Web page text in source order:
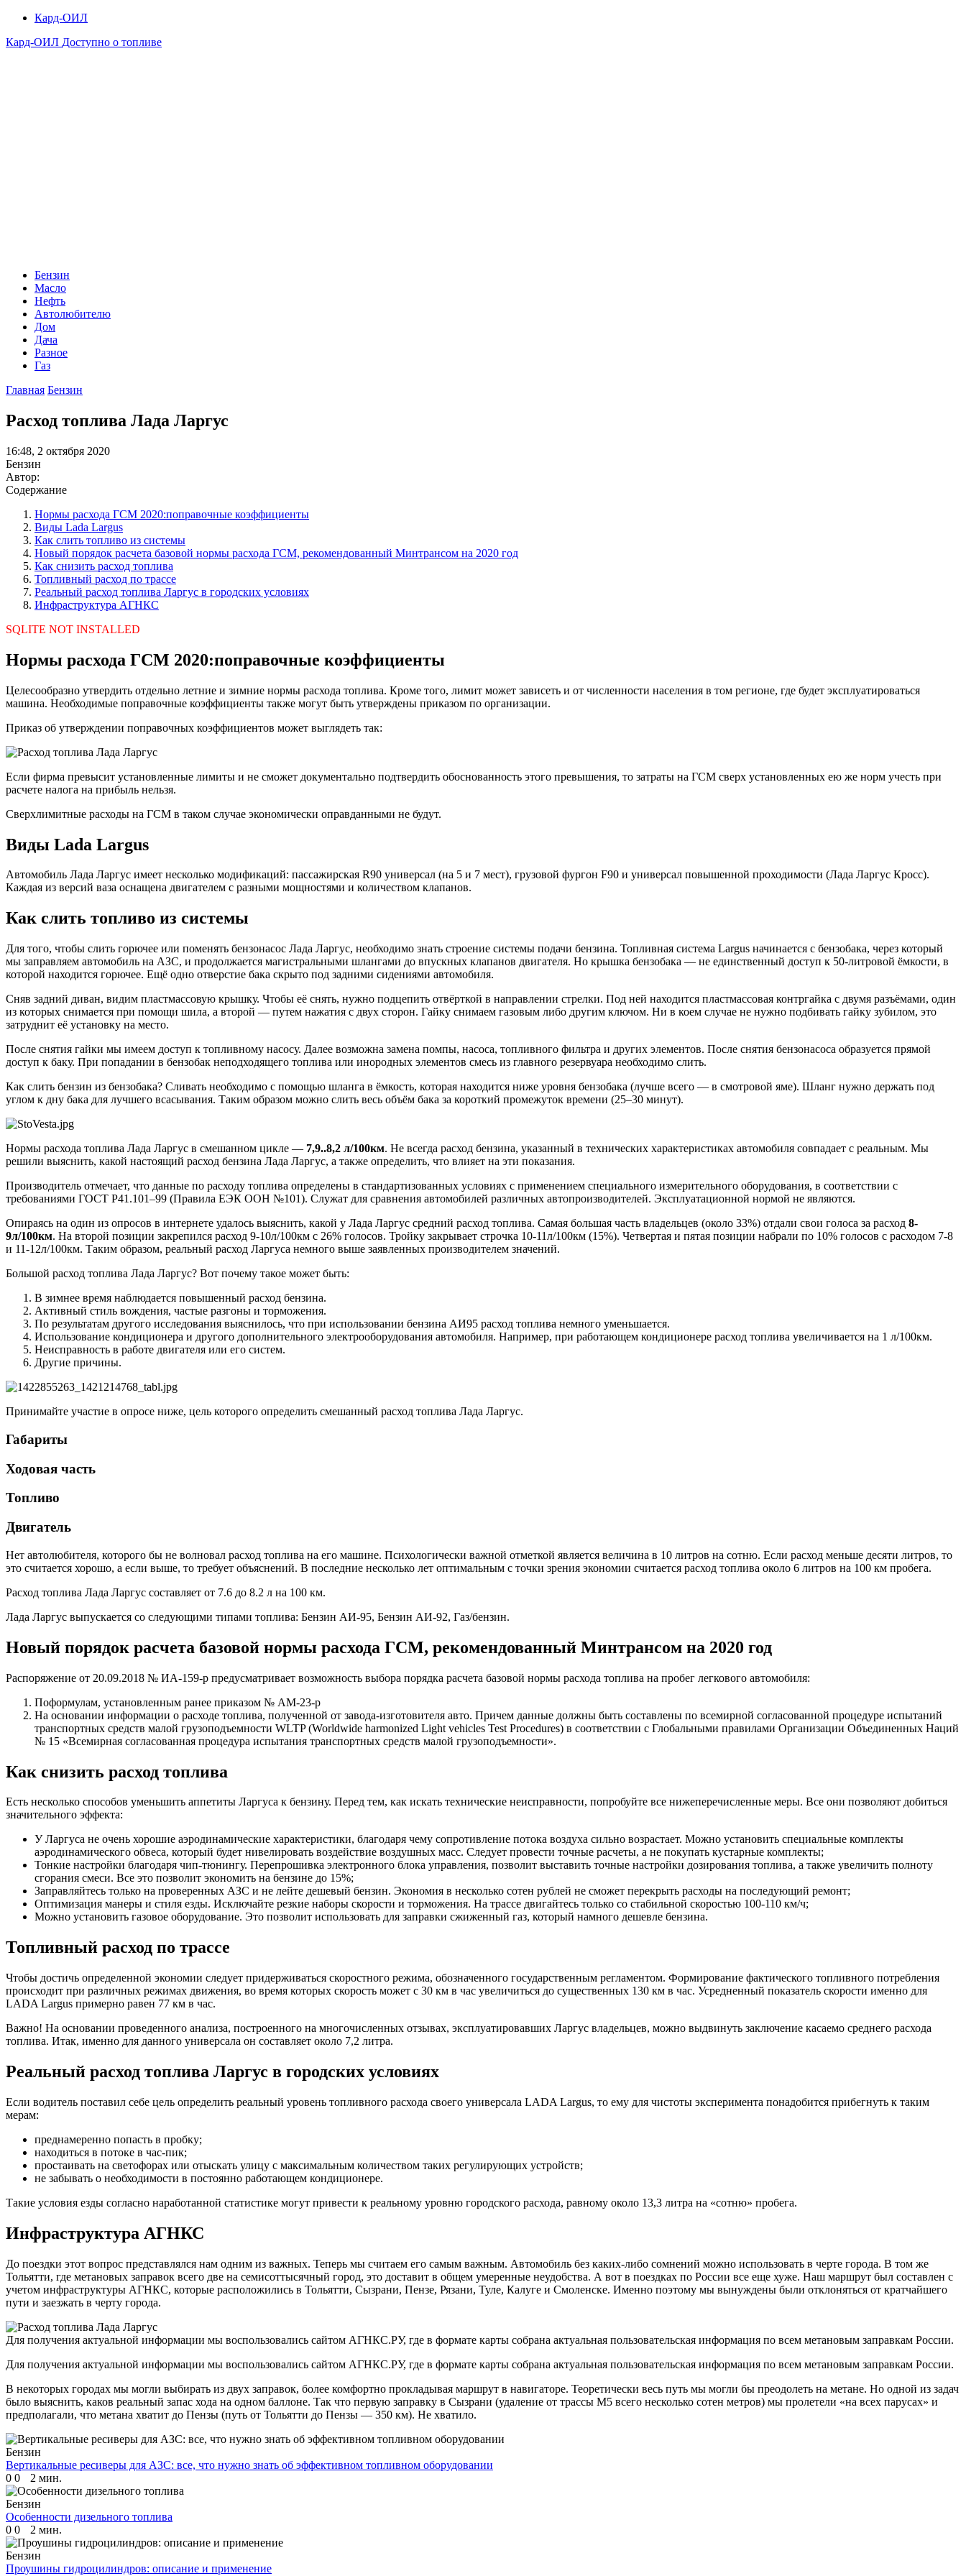
Кард-ОИЛ
Кард-ОИЛ Доступно о топливе
Бензин
Масло
Нефть
Автолюбителю
Дом
Дача
Разное
Газ
Главная Бензин
Расход топлива Лада Ларгус
16:48, 2 октября 2020
Бензин
Автор:
Содержание
Нормы расхода ГСМ 2020:поправочные коэффициенты
Виды Lada Largus
Как слить топливо из системы
Новый порядок расчета базовой нормы расхода ГСМ, рекомендованный Минтрансом на 2020 год
Как снизить расход топлива
Топливный расход по трассе
Реальный расход топлива Ларгус в городских условиях
Инфраструктура АГНКС
SQLITE NOT INSTALLED
Нормы расхода ГСМ 2020:поправочные коэффициенты
Целесообразно утвердить отдельно летние и зимние нормы расхода топлива. Кроме того, лимит может зависеть и от численности населения в том регионе, где будет эксплуатироваться
машина. Необходимые поправочные коэффициенты также могут быть утверждены приказом по организации.
Приказ об утверждении поправочных коэффициентов может выглядеть так:
Если фирма превысит установленные лимиты и не сможет документально подтвердить обоснованность этого превышения, то затраты на ГСМ сверх установленных ею же норм учесть при
расчете налога на прибыль нельзя.
Сверхлимитные расходы на ГСМ в таком случае экономически оправданными не будут.
Виды Lada Largus
Автомобиль Лада Ларгус имеет несколько модификаций: пассажирская R90 универсал (на 5 и 7 мест), грузовой фургон F90 и универсал повышенной проходимости (Лада Ларгус Кросс).
Каждая из версий ваза оснащена двигателем с разными мощностями и количеством клапанов.
Как слить топливо из системы
Для того, чтобы слить горючее или поменять бензонасос Лада Ларгус, необходимо знать строение системы подачи бензина. Топливная система Largus начинается с бензобака, через который
мы заправляем автомобиль на АЗС, и продолжается магистральными шлангами до впускных клапанов двигателя. Но крышка бензобака — не единственный доступ к 50-литровой ёмкости, в
которой находится горючее. Ещё одно отверстие бака скрыто под задними сидениями автомобиля.
Сняв задний диван, видим пластмассовую крышку. Чтобы её снять, нужно подцепить отвёрткой в направлении стрелки. Под ней находится пластмассовая контргайка с двумя разъёмами, один
из которых снимается при помощи шила, а второй — путем нажатия с двух сторон. Гайку снимаем газовым либо другим ключом. Ни в коем случае не нужно подбивать гайку зубилом, это
затруднит её установку на место.
После снятия гайки мы имеем доступ к топливному насосу. Далее возможна замена помпы, насоса, топливного фильтра и других элементов. После снятия бензонасоса образуется прямой
доступ к баку. При попадании в бензобак неподходящего топлива или инородных элементов смесь из главного резервуара необходимо слить.
Как слить бензин из бензобака? Сливать необходимо с помощью шланга в ёмкость, которая находится ниже уровня бензобака (лучше всего — в смотровой яме). Шланг нужно держать под
углом к дну бака для лучшего всасывания. Таким образом можно слить весь объём бака за короткий промежуток времени (25–30 минут).
Нормы расхода топлива Лада Ларгус в смешанном цикле — 7,9..8,2 л/100км. Не всегда расход бензина, указанный в технических характеристиках автомобиля совпадает с реальным. Мы
решили выяснить, какой настоящий расход бензина Лада Ларгус, а также определить, что влияет на эти показания.
Производитель отмечает, что данные по расходу топлива определены в стандартизованных условиях с применением специального измерительного оборудования, в соответствии с
требованиями ГОСТ Р41.101–99 (Правила ЕЭК ООН №101). Служат для сравнения автомобилей различных автопроизводителей. Эксплуатационной нормой не являются.
Опираясь на один из опросов в интернете удалось выяснить, какой у Лада Ларгус средний расход топлива. Самая большая часть владельцев (около 33%) отдали свои голоса за расход 8-
9л/100км. На второй позиции закрепился расход 9-10л/100км с 26% голосов. Тройку закрывает строчка 10-11л/100км (15%). Четвертая и пятая позиции набрали по 10% голосов с расходом 7-8
и 11-12л/100км. Таким образом, реальный расход Ларгуса немного выше заявленных производителем значений.
Большой расход топлива Лада Ларгус? Вот почему такое может быть:
В зимнее время наблюдается повышенный расход бензина.
Активный стиль вождения, частые разгоны и торможения.
По результатам другого исследования выяснилось, что при использовании бензина АИ95 расход топлива немного уменьшается.
Использование кондиционера и другого дополнительного электрооборудования автомобиля. Например, при работающем кондиционере расход топлива увеличивается на 1 л/100км.
Неисправность в работе двигателя или его систем.
Другие причины.
Принимайте участие в опросе ниже, цель которого определить смешанный расход топлива Лада Ларгус.
Габариты
Ходовая часть
Топливо
Двигатель
Нет автолюбителя, которого бы не волновал расход топлива на его машине. Психологически важной отметкой является величина в 10 литров на сотню. Если расход меньше десяти литров, то
это считается хорошо, а если выше, то требует объяснений. В последние несколько лет оптимальным с точки зрения экономии считается расход топлива около 6 литров на 100 км пробега.
Расход топлива Лада Ларгус составляет от 7.6 до 8.2 л на 100 км.
Лада Ларгус выпускается со следующими типами топлива: Бензин АИ-95, Бензин АИ-92, Газ/бензин.
Новый порядок расчета базовой нормы расхода ГСМ, рекомендованный Минтрансом на 2020 год
Распоряжение от 20.09.2018 № ИА-159-р предусматривает возможность выбора порядка расчета базовой нормы расхода топлива на пробег легкового автомобиля:
Поформулам, установленным ранее приказом № АМ-23-р
На основании информации о расходе топлива, полученной от завода-изготовителя авто. Причем данные должны быть составлены по всемирной согласованной процедуре испытаний
транспортных средств малой грузоподъемности WLTP (Worldwide harmonized Light vehicles Test Procedures) в соответствии с Глобальными правилами Организации Объединенных Наций
№ 15 «Всемирная согласованная процедура испытания транспортных средств малой грузоподъемности».
Как снизить расход топлива
Есть несколько способов уменьшить аппетиты Ларгуса к бензину. Перед тем, как искать технические неисправности, попробуйте все нижеперечисленные меры. Все они позволяют добиться
значительного эффекта:
У Ларгуса не очень хорошие аэродинамические характеристики, благодаря чему сопротивление потока воздуха сильно возрастает. Можно установить специальные комплекты
аэродинамического обвеса, который будет нивелировать воздействие воздушных масс. Следует провести точные расчеты, а не покупать кустарные комплекты;
Тонкие настройки благодаря чип-тюнингу. Перепрошивка электронного блока управления, позволит выставить точные настройки дозирования топлива, а также увеличить полноту
сгорания смеси. Все это позволит экономить на бензине до 15%;
Заправляйтесь только на проверенных АЗС и не лейте дешевый бензин. Экономия в несколько сотен рублей не сможет перекрыть расходы на последующий ремонт;
Оптимизация манеры и стиля езды. Исключайте резкие наборы скорости и торможения. На трассе двигайтесь только со стабильной скоростью 100-110 км/ч;
Можно установить газовое оборудование. Это позволит использовать для заправки сжиженный газ, который намного дешевле бензина.
Топливный расход по трассе
Чтобы достичь определенной экономии следует придерживаться скоростного режима, обозначенного государственным регламентом. Формирование фактического топливного потребления
происходит при различных режимах движения, во время которых скорость может с 30 км в час увеличиться до существенных 130 км в час. Усредненный показатель скорости именно для
LADA Largus примерно равен 77 км в час.
Важно! На основании проведенного анализа, построенного на многочисленных отзывах, эксплуатировавших Ларгус владельцев, можно выдвинуть заключение касаемо среднего расхода
топлива. Итак, именно для данного универсала он составляет около 7,2 литра.
Реальный расход топлива Ларгус в городских условиях
Если водитель поставил себе цель определить реальный уровень топливного расхода своего универсала LADA Largus, то ему для чистоты эксперимента понадобится прибегнуть к таким
мерам:
преднамеренно попасть в пробку;
находиться в потоке в час-пик;
простаивать на светофорах или отыскать улицу с максимальным количеством таких регулирующих устройств;
не забывать о необходимости в постоянно работающем кондиционере.
Такие условия езды согласно наработанной статистике могут привести к реальному уровню городского расхода, равному около 13,3 литра на «сотню» пробега.
Инфраструктура АГНКС
До поездки этот вопрос представлялся нам одним из важных. Теперь мы считаем его самым важным. Автомобиль без каких-либо сомнений можно использовать в черте города. В том же
Тольятти, где метановых заправок всего две на семисоттысячный город, это доставит в общем умеренные неудобства. А вот в поездках по России все еще хуже. Наш маршрут был составлен с
учетом инфраструктуры АГНКС, которые расположились в Тольятти, Сызрани, Пензе, Рязани, Туле, Калуге и Смоленске. Именно поэтому мы вынуждены были отклоняться от кратчайшего
пути и заезжать в черту города.
Для получения актуальной информации мы воспользовались сайтом АГНКС.РУ, где в формате карты собрана актуальная пользовательская информация по всем метановым заправкам России.
Для получения актуальной информации мы воспользовались сайтом АГНКС.РУ, где в формате карты собрана актуальная пользовательская информация по всем метановым заправкам России.
В некоторых городах мы могли выбирать из двух заправок, более комфортно прокладывая маршрут в навигаторе. Теоретически весь путь мы могли бы преодолеть на метане. Но одной из задач
было выяснить, каков реальный запас хода на одном баллоне. Так что первую заправку в Сызрани (удаление от трассы М5 всего несколько сотен метров) мы пролетели «на всех парусах» и
предполагали, что метана хватит до Пензы (путь от Тольятти до Пензы — 350 км). Не хватило.
Бензин
Вертикальные ресиверы для АЗС: все, что нужно знать об эффективном топливном оборудовании
0 0 2 мин.
Бензин
Особенности дизельного топлива
0 0 2 мин.
Бензин
Проушины гидроцилиндров: описание и применение